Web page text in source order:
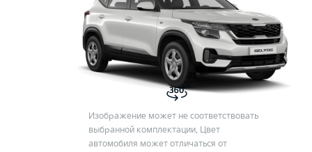
Изображение может не соответствовать
выбранной комплектации. Цвет
автомобиля может отличаться от